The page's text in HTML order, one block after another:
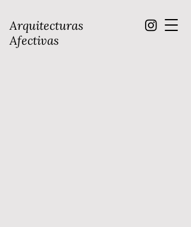
Arquitecturas
Afectivas